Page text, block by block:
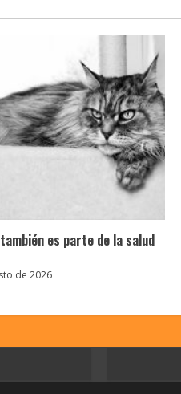
es parte de la salud
de 2026